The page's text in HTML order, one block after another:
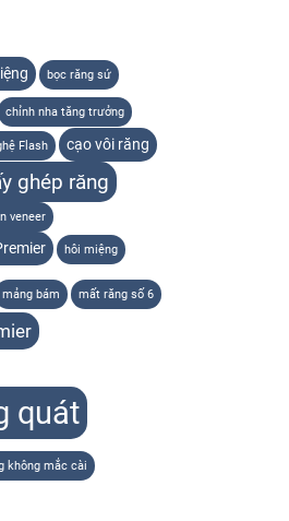
bọc răng sứ
chỉnh nha tăng trưởng
Flash cạo vôi răng
ghép răng
veneer
hôi miệng
mảng bám mất răng số 6
quát
không mắc cài